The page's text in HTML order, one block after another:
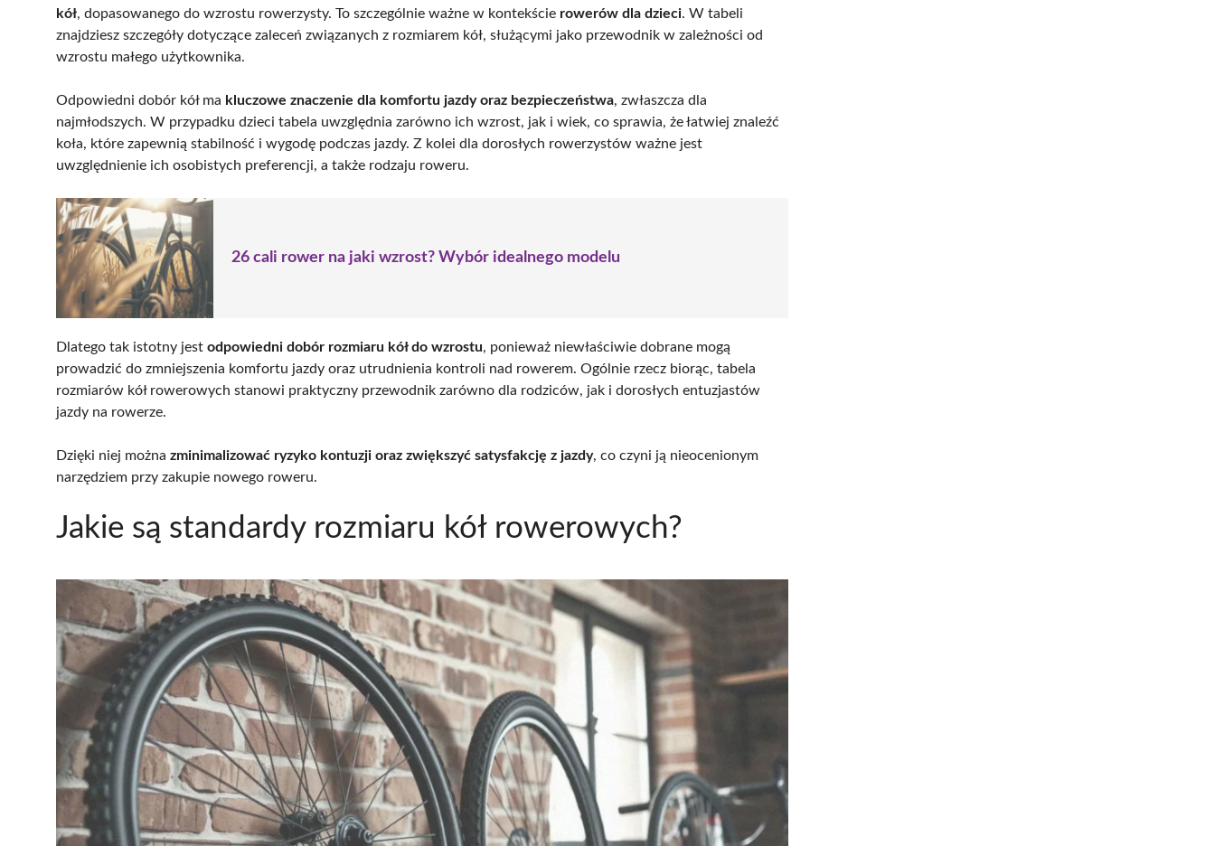
kół, dopasowanego do wzrostu rowerzysty. To szczególnie ważne w kontekście rowerów dla dzieci. W tabeli
znajdziesz szczegóły dotyczące zaleceń związanych z rozmiarem kół, służącymi jako przewodnik w zależności od
wzrostu małego użytkownika.
Odpowiedni dobór kół ma kluczowe znaczenie dla komfortu jazdy oraz bezpieczeństwa, zwłaszcza dla
najmłodszych. W przypadku dzieci tabela uwzględnia zarówno ich wzrost, jak i wiek, co sprawia, że łatwiej znaleźć
koła, które zapewnią stabilność i wygodę podczas jazdy. Z kolei dla dorosłych rowerzystów ważne jest
uwzględnienie ich osobistych preferencji, a także rodzaju roweru.
26 cali rower na jaki wzrost? Wybór idealnego modelu
Dlatego tak istotny jest odpowiedni dobór rozmiaru kół do wzrostu, ponieważ niewłaściwie dobrane mogą
prowadzić do zmniejszenia komfortu jazdy oraz utrudnienia kontroli nad rowerem. Ogólnie rzecz biorąc, tabela
rozmiarów kół rowerowych stanowi praktyczny przewodnik zarówno dla rodziców, jak i dorosłych entuzjastów
jazdy na rowerze.
Dzięki niej można zminimalizować ryzyko kontuzji oraz zwiększyć satysfakcję z jazdy, co czyni ją nieocenionym
narzędziem przy zakupie nowego roweru.
Jakie są standardy rozmiaru kół rowerowych?